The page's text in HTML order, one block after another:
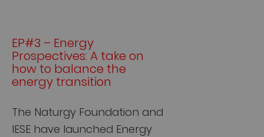
EP#3 – Energy
Prospectives: A take on
how to balance the
energy transition
The Naturgy Foundation and
IESE have launched Energy